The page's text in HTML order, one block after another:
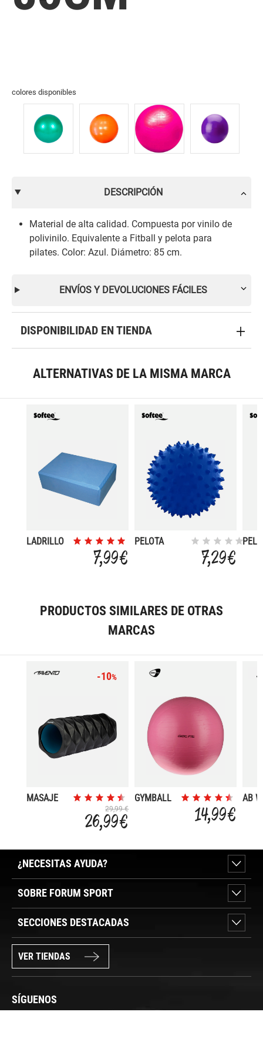
colores disponibles
DESCRIPCIÓN
Material de alta calidad. Compuesta por vinilo de
polivinilo. Equivalente a Fitball y pelota para
pilates. Color: Azul. Diámetro: 85 cm.
ENVÍOS Y DEVOLUCIONES FÁCILES
DISPONIBILIDAD EN TIENDA
ALTERNATIVAS DE LA MISMA MARCA
LADRILLO
7,99 €
PELOTA
7,29 €
PRODUCTOS SIMILARES DE OTRAS
MARCAS
-10%
MASAJE
29,99 €
26,99 €
GYMBALL
14,99 €
AB
¿NECESITAS AYUDA?
SOBRE FORUM SPORT
SECCIONES DESTACADAS
VER TIENDAS
SÍGUENOS